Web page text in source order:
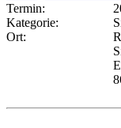
Termin:
Kategorie:
Ort: